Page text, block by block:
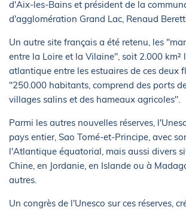
d'Aix-les-Bains et président de la
d'agglomération Grand Lac, Renaud
Un autre site français a été retenu, les
entre la Loire et la Vilaine", soit 2.000 km²
atlantique entre les estuaires de ces deux
"250.000 habitants, comprend des ports
villages salins et des hameaux agricoles".
Parmi les autres nouvelles réserves,
pays entier, Sao Tomé-et-Principe, avec
l'Atlantique équatorial, mais aussi divers
Chine, en Jordanie, en Islande ou à
autres.
Un congrès de l'Unesco sur ces réserves,